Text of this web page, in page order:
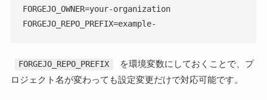
FORGEJO_OWNER=your-organization
FORGEJO_REPO_PREFIX=example-
FORGEJO_REPO_PREFIX
を環境変数にしておくことで、プ
ロジェクト名が変わっても設定変更だけで対応可能です。